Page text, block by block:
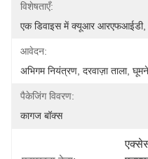
विशेषताएँ:
एक डिवाइस में क्यूआर आरएफआईडी,
आवेदन:
अभिगम नियंत्रण, दरवाज़ा ताला, घूमने
पैकेजिंग विवरण:
कागज बॉक्स